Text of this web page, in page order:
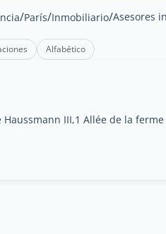
/París/Inmobiliario/Asesores
Alfabético